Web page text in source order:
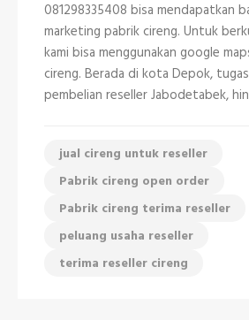
di
Depok
081298335408 bisa mendapatkan
marketing pabrik cireng. Untuk
kami bisa menggunakan google
cireng. Berada di kota Depok,
pembelian reseller Jabodetabek,
jual cireng untuk reseller
Pabrik cireng open order
Pabrik cireng terima reseller
peluang usaha reseller
terima reseller cireng